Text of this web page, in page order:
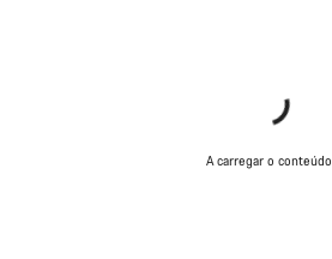
A carregar o conteúdo